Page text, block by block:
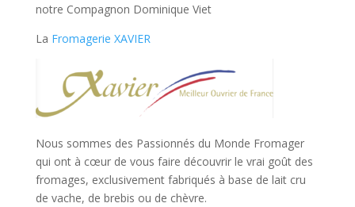
notre Compagnon Dominique Viet
La Fromagerie XAVIER
Nous sommes des Passionnés du Monde Fromager
qui ont à cœur de vous faire découvrir le vrai goût des
fromages, exclusivement fabriqués à base de lait cru
de vache, de brebis ou de chèvre.